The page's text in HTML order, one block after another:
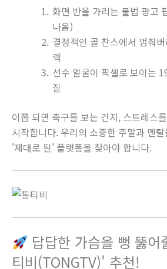
화면 반을 가리는 불법 광고
나옴)
결정적인 골 찬스에서 멈춰
렉
선수 얼굴이 픽셀로 보이는
질
이쯤 되면 축구를 보는 건지, 스트레스
시작합니다. 우리의 소중한 주말과 멘
'제대로 된' 플랫폼을 찾아야 합니다.
답답한 가슴을 뻥 뚫
티비(TONGTV)' 추천!